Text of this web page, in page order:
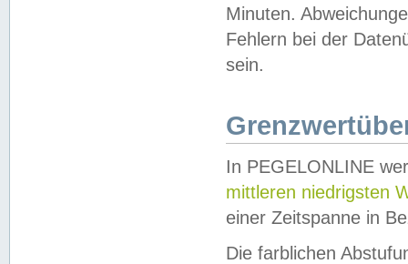
Minuten.
Fehlern bei der
sein.
In PEGELONLINE
mittleren niedrigsten
einer Zeitspanne in
Die farblichen